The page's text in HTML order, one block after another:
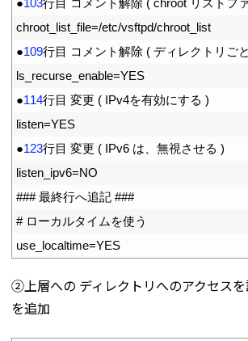
chroot_list_file=/etc/vsftpd/chroot list
●109行目 コメント解除 ( ディレクトリご
ls_recurse_enable=YES
●114行目 変更 ( IPv4を有効にする )
listen=YES
●123行目 変更 ( IPv6 は、無視させる )
listen_ipv6=NO
### 最終行へ追記 ###
# ローカルタイムを使う
use_localtime=YES
②上層への ディレクトリへのアクセス
を追加